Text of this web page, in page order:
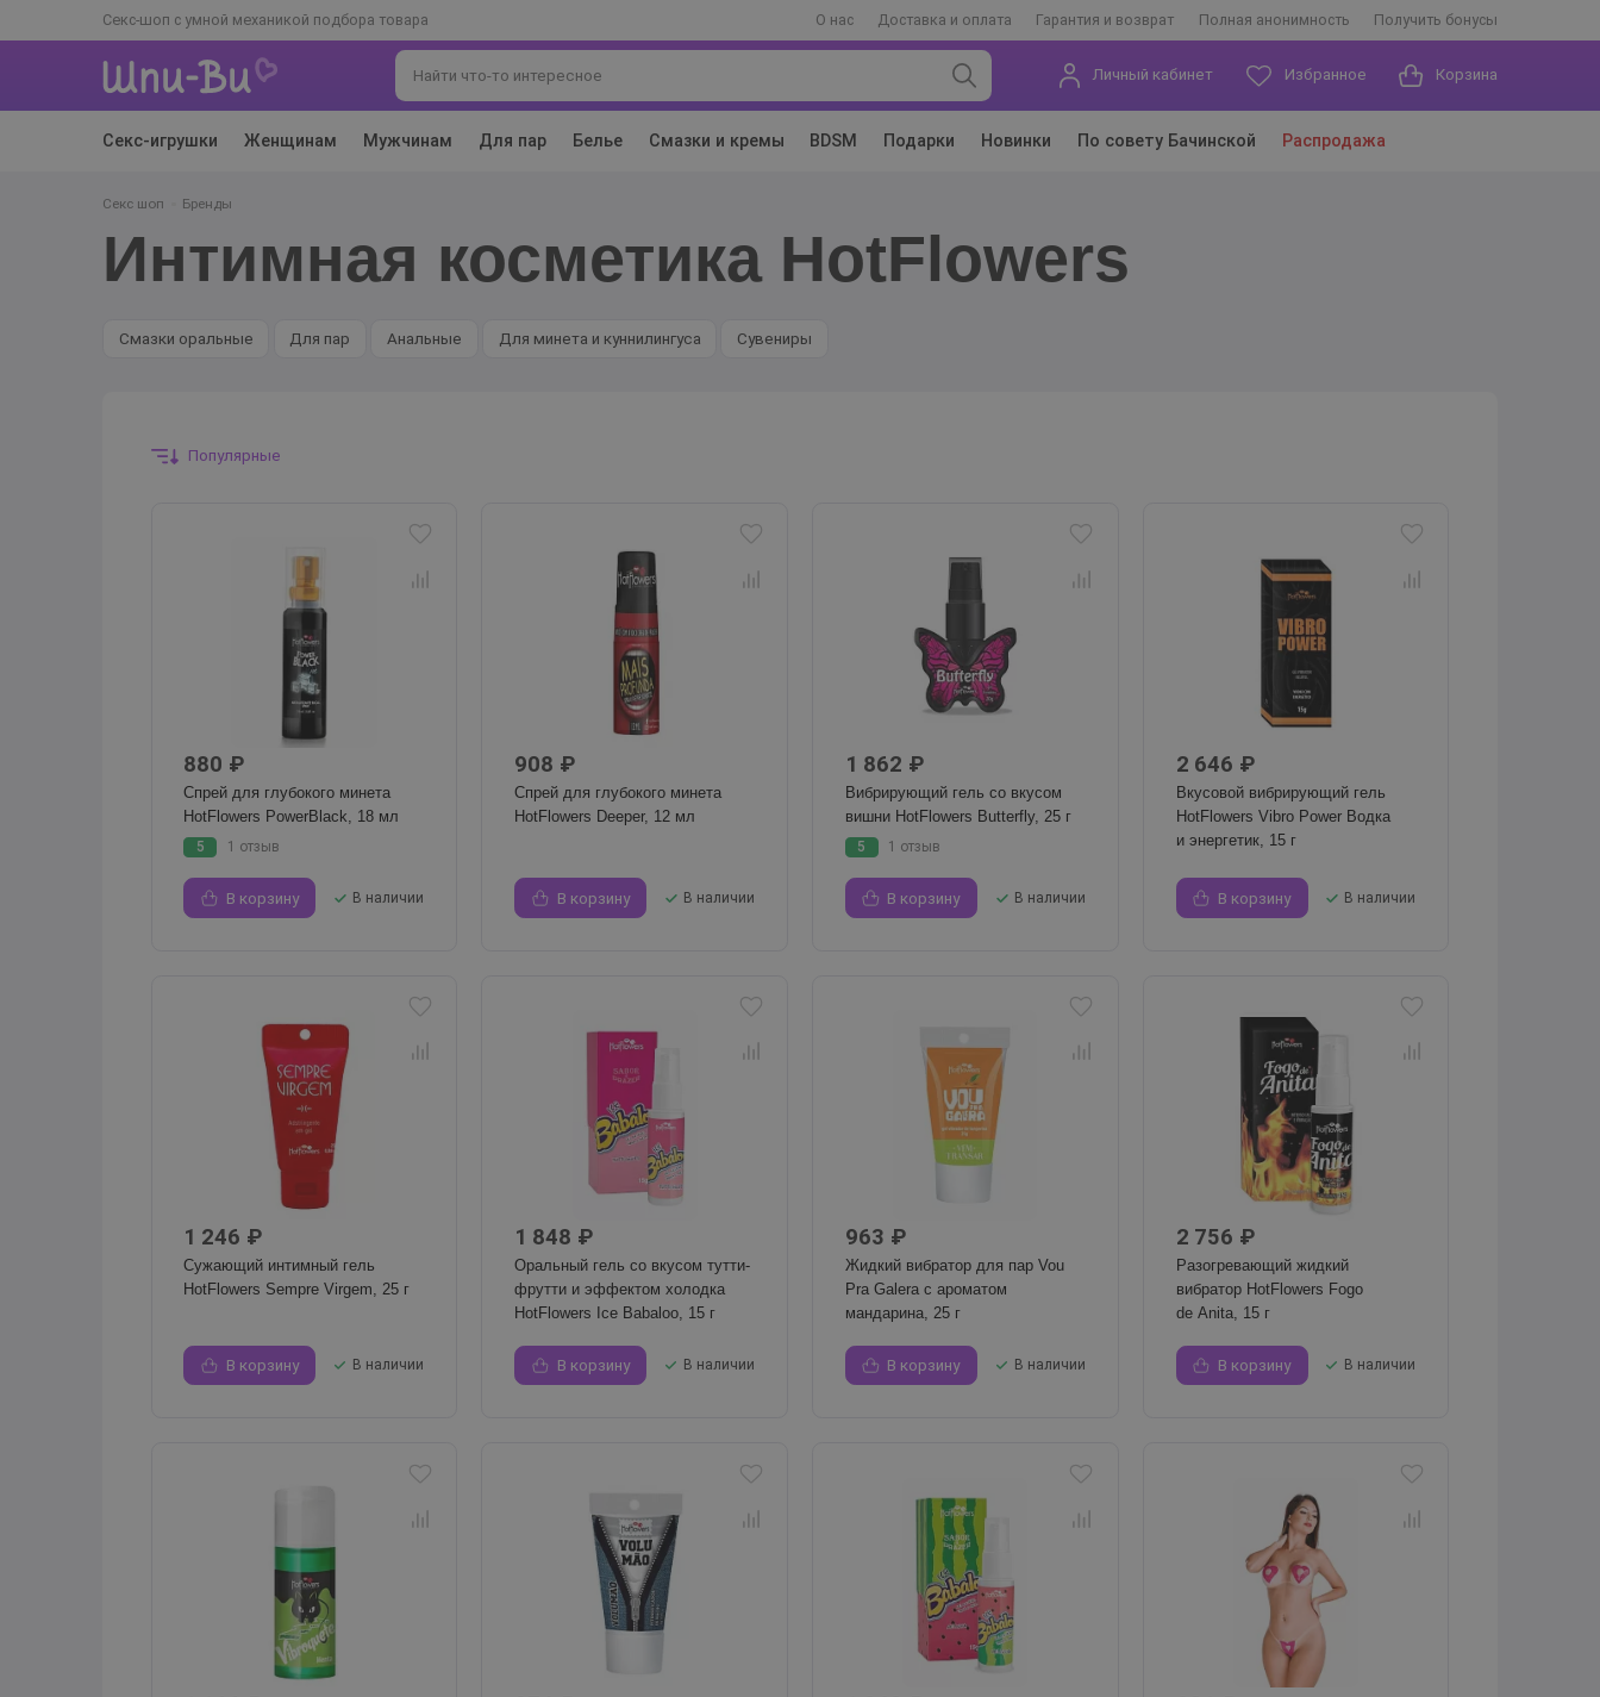
Секс-шоп с умной механикой подбора товара О нас Доставка и оплата Гарантия и возврат Полная анонимность Получить бонусы
Личный кабинет Избранное Корзина
Секс-игрушки Женщинам Мужчинам Для пар Белье Смазки и кремы BDSM Подарки Новинки По совету Бачинской Распродажа
Секс шоп Бренды
Интимная косметика HotFlowers
Смазки оральные Для пар Анальные Для минета и куннилингуса Сувениры
Популярные
880 ₽
Спрей для глубокого минета
HotFlowers PowerBlack, 18 мл
5 1 отзыв
В корзину В наличии
908 ₽
Спрей для глубокого минета
HotFlowers Deeper, 12 мл
В корзину В наличии
1 862 ₽
Вибрирующий гель со вкусом
вишни HotFlowers Butterfly, 25 г
5 1 отзыв
В корзину В наличии
2 646 ₽
Вкусовой вибрирующий гель
HotFlowers Vibro Power Водка
и энергетик, 15 г
В корзину В наличии
1 246 ₽
Сужающий интимный гель
HotFlowers Sempre Virgem, 25 г
В корзину В наличии
1 848 ₽
Оральный гель со вкусом тутти-
фрутти и эффектом холодка
HotFlowers Ice Babaloo, 15 г
В корзину В наличии
963 ₽
Жидкий вибратор для пар Vou
Pra Galera с ароматом
мандарина, 25 г
В корзину В наличии
2 756 ₽
Разогревающий жидкий
вибратор HotFlowers Fogo
de Anita, 15 г
В корзину В наличии